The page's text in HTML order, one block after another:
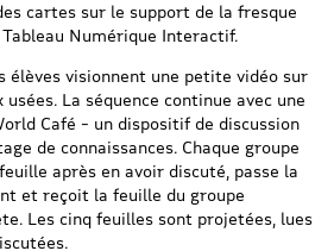
cartes sur le support de la fresque
Tableau Numérique Interactif.
élèves visionnent une petite vidéo sur
La séquence continue avec une
Café – un dispositif de discussion
de connaissances. Chaque groupe
après en avoir discuté, passe la
et reçoit la feuille du groupe
Les cinq feuilles sont projetées, lues